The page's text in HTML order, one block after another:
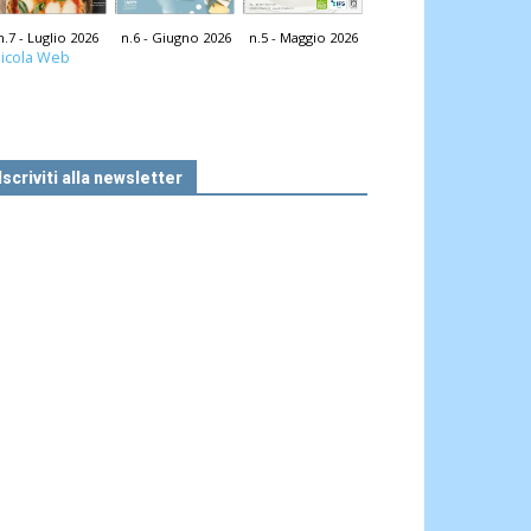
- Luglio 2026 n.6 - Giugno 2026 n.5 - Maggio 2026
Web
alla newsletter